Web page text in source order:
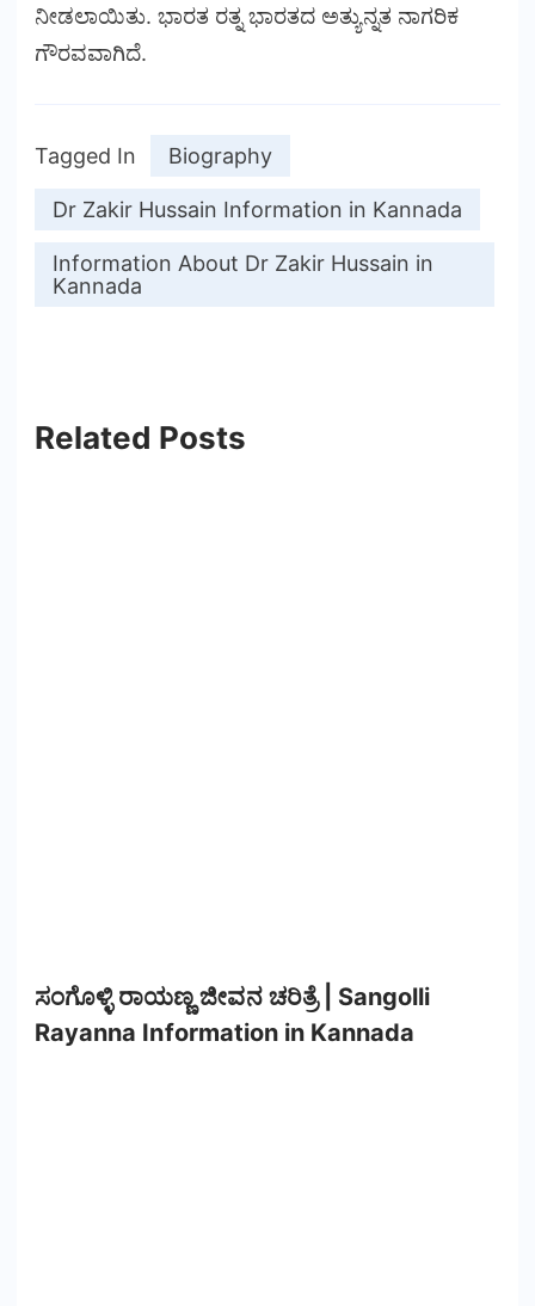
ನೀಡಲಾಯಿತು. ಭಾರತ ರತ್ನ ಭಾರತದ ಅತ್ಯುನ್ನತ ನಾಗರಿಕ
ಗೌರವವಾಗಿದೆ.
Tagged In Biography
Dr Zakir Hussain Information in Kannada
Information About Dr Zakir Hussain in
Kannada
Related Posts
ಸಂಗೊಳ್ಳಿ ರಾಯಣ್ಣ ಜೀವನ ಚರಿತ್ರೆ | Sangolli
Rayanna Information in Kannada